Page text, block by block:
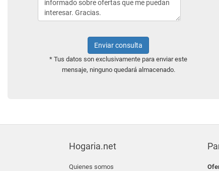
Enviar consulta
* Tus datos son exclusivamente para enviar este
mensaje, ninguno quedará almacenado.
Hogaria.net
Quienes somos